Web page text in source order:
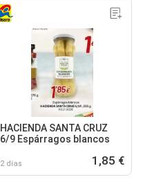
HACIENDA SANTA CRUZ
6/9 Espárragos blancos
2 días 1,85 €